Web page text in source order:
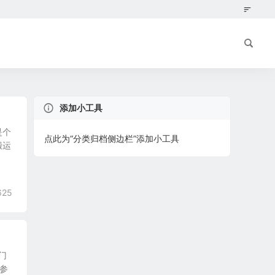
个
运
添加小工具
点此为“分类归档侧边栏”添加小工具